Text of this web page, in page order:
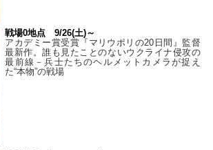
戦場0地点 9/26(土)～
アカデミー賞受賞『マリウポリの20日間』監督
最新作。誰も見たことのないウクライナ侵攻の
最前線－兵士たちのヘルメットカメラが捉え
た“本物”の戦場